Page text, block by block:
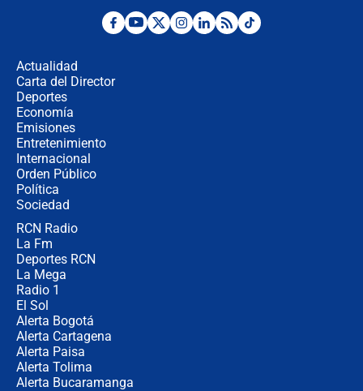
"No hubo fraude ni posibilidad de
Actualidad
Carta del Director
Deportes
Economía
Emisiones
Entretenimiento
Internacional
Orden Público
Política
Sociedad
RCN Radio
La Fm
Deportes RCN
La Mega
Radio 1
El Sol
Alerta Bogotá
Alerta Cartagena
Alerta Paisa
Alerta Tolima
Alerta Bucaramanga